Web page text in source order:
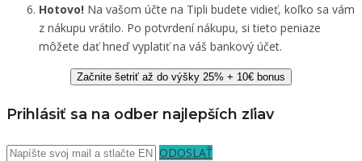
Hotovo! Na vašom účte na Tipli budete vidieť, koľko sa vám
z nákupu vrátilo. Po potvrdení nákupu, si tieto peniaze
môžete dať hneď vyplatiť na váš bankový účet.
Začnite šetriť až do výšky 25% + 10€ bonus
Prihlásiť sa na odber najlepších zľiav
ODOSLAŤ